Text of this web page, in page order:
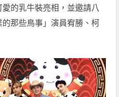
的乳牛裝亮相，並邀請八
那些鳥事」演員宥勝、柯